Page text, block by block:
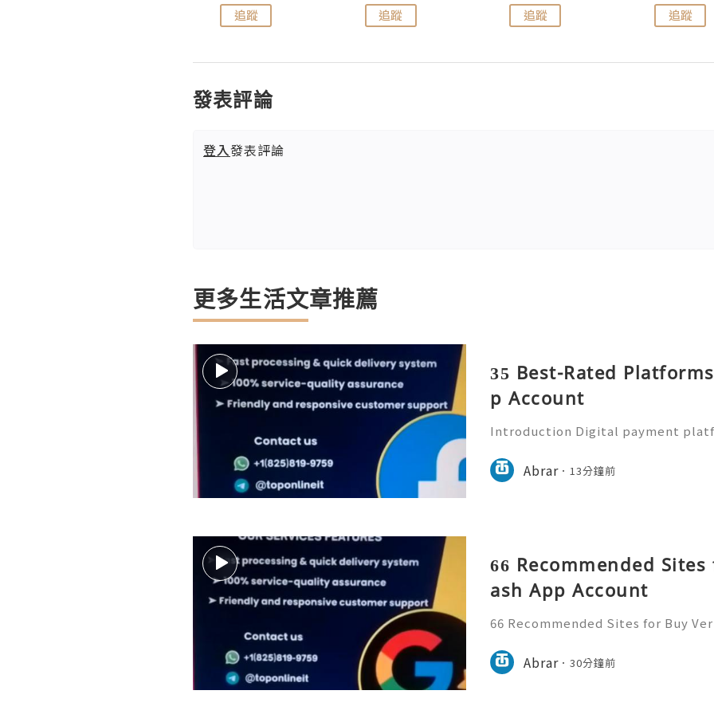
追蹤 追蹤 追蹤 追蹤
發表評論
登入發表評論
更多生活文章推薦
35 Best-Rated
p Account
Introduction Digital payment
e payment applications to send
manage expenses, and comp
Abrar 13分鐘前
66 Recommended
ash App Account
66 Recommended Sites for Buy
ification, and responsible account
sers should always focus on
Abrar 30分鐘前